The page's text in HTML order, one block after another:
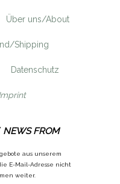
Über uns/About
Shipping
Datenschutz
NEWS FROM
aus unserem
E-Mail-Adresse nicht
weiter.